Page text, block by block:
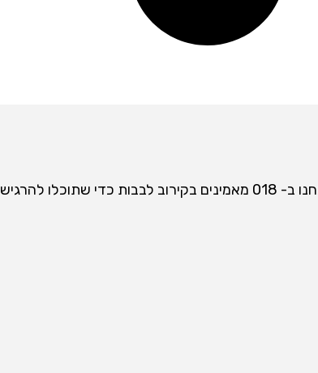
כשאתם מחייגים 018 אתם יודעים שאתם מקבלים את האיכות המרבית! אנחנו ב- 018 מאמינים בקירוב לבבות כדי שתוכלו להרגיש